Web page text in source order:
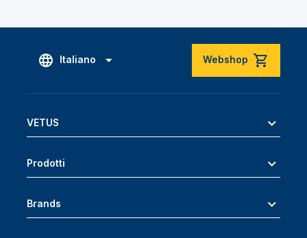
Italiano Webshop
VETUS
Prodotti
Brands